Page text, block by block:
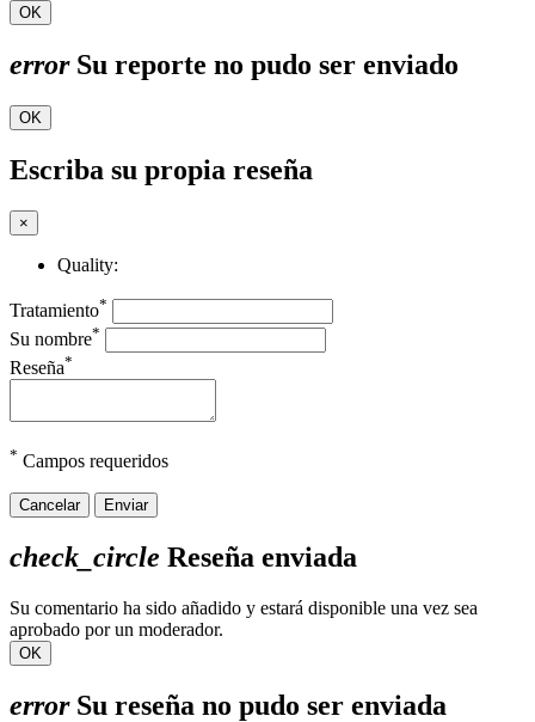
OK
errorSu reporte no pudo ser enviado
OK
Escriba su propia reseña
×
Quality:
Tratamiento*
Su nombre*
Reseña*
* Campos requeridos
Cancelar Enviar
check_circle Reseña enviada
Su comentario ha sido añadido y estará disponible una vez sea
aprobado por un moderador.
OK
errorSu reseña no pudo ser enviada